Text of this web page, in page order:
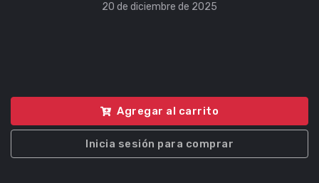
20 de diciembre de 2025
Agregar al carrito
Inicia sesión para comprar